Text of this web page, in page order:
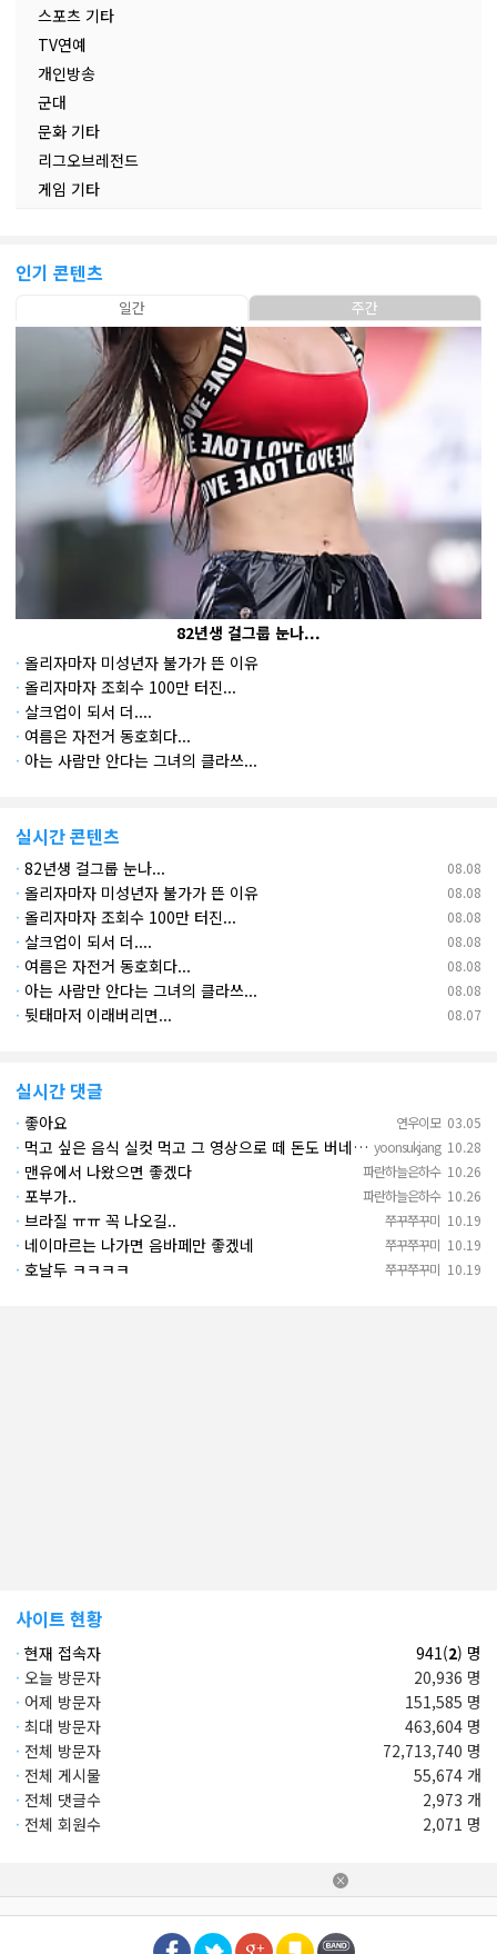
×
스포츠 기타
TV연예
개인방송
군대
문화 기타
리그오브레전드
게임 기타
인기 콘텐츠
일간 주간
82년생 걸그룹 눈나...
· 올리자마자 미성년자 불가가 뜬 이유
· 올리자마자 조회수 100만 터진...
· 살크업이 되서 더....
· 여름은 자전거 동호회다...
· 아는 사람만 안다는 그녀의 클라쓰...
실시간 콘텐츠
08.08
· 82년생 걸그룹 눈나...
08.08
· 올리자마자 미성년자 불가가 뜬 이유
08.08
· 올리자마자 조회수 100만 터진...
08.08
· 살크업이 되서 더....
08.08
· 여름은 자전거 동호회다...
08.08
· 아는 사람만 안다는 그녀의 클라쓰...
08.07
· 뒷태마저 이래버리면...
실시간 댓글
연우이모 03.05
· 좋아요
yoonsukjang 10.28
· 먹고 싶은 음식 실컷 먹고 그 영상으로 떼 돈도 버네 ㄷㄷ. 하고 싶은 것만 하고 부자되네.
파란하늘은하수 10.26
· 맨유에서 나왔으면 좋겠다
파란하늘은하수 10.26
· 포부가..
쭈꾸쭈꾸미 10.19
· 브라질 ㅠㅠ 꼭 나오길..
쭈꾸쭈꾸미 10.19
· 네이마르는 나가면 음바페만 좋겠네
쭈꾸쭈꾸미 10.19
· 호날두 ㅋㅋㅋㅋ
사이트 현황
· 현재 접속자 941(2) 명
· 오늘 방문자
20,936 명
· 어제 방문자
151,585 명
· 최대 방문자
463,604 명
· 전체 방문자
72,713,740 명
· 전체 게시물
55,674 개
· 전체 댓글수
2,973 개
· 전체 회원수 2,071 명